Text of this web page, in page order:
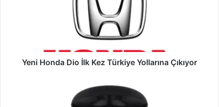
Yeni Honda Dio İlk Kez Türkiye Yollarına Çıkıyor